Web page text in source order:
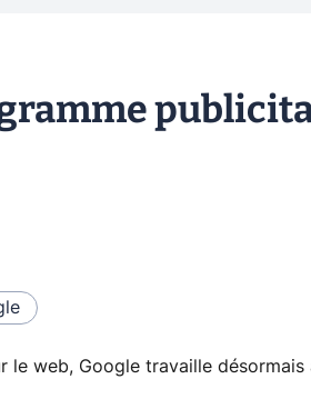
le web, Google travaille désormais